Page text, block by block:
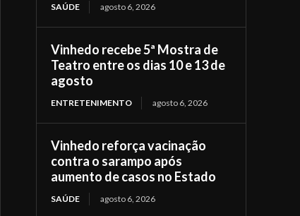
SAÚDE agosto 6, 2026
Vinhedo recebe 5ª Mostra de
Teatro entre os dias 10 e 13 de
agosto
ENTRETENIMENTO agosto 6, 2026
Vinhedo reforça vacinação
contra o sarampo após
aumento de casos no Estado
SAÚDE agosto 6, 2026